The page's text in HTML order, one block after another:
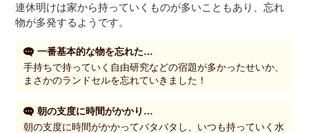
連休明けは家から持っていくものが多いこともあり、忘れ
物が多発するようです。
一番基本的な物を忘れた…
手持ちで持っていく自由研究などの宿題が多かったせいか、
まさかのランドセルを忘れていきました！
朝の支度に時間がかかり…
朝の支度に時間がかかってバタバタし、いつも持っていく水